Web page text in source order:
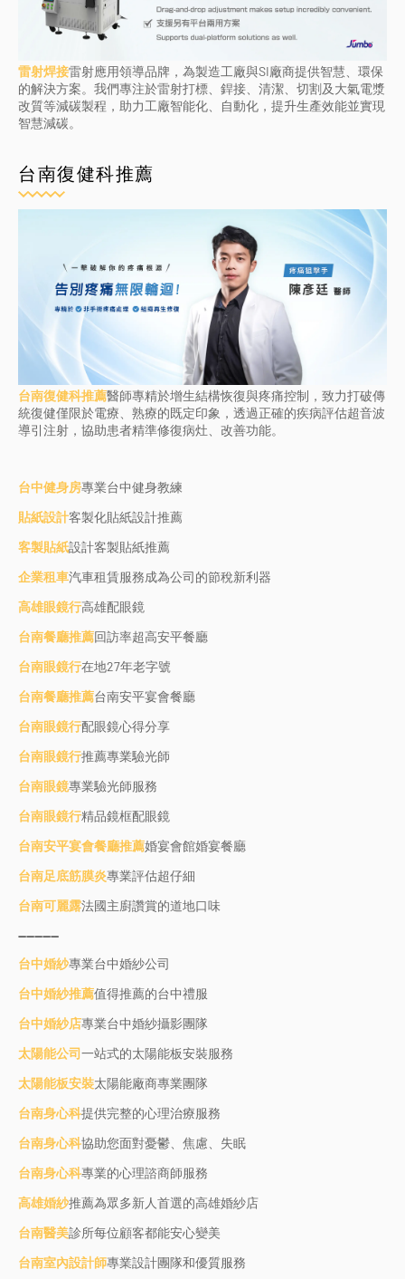
雷射焊接雷射應用領導品牌，為製造工廠與SI廠商提供智慧、環保
的解決方案。我們專注於雷射打標、銲接、清潔、切割及大氣電漿
改質等減碳製程，助力工廠智能化、自動化，提升生產效能並實現
智慧減碳。
台南復健科推薦
台南復健科推薦醫師專精於增生結構恢復與疼痛控制，致力打破傳
統復健僅限於電療、熟療的既定印象，透過正確的疾病評估超音波
導引注射，協助患者精準修復病灶、改善功能。
台中健身房專業台中健身教練
貼紙設計客製化貼紙設計推薦
客製貼紙設計客製貼紙推薦
企業租車汽車租賃服務成為公司的節稅新利器
高雄眼鏡行高雄配眼鏡
台南餐廳推薦回訪率超高安平餐廳
台南眼鏡行在地27年老字號
台南餐廳推薦台南安平宴會餐廳
台南眼鏡行配眼鏡心得分享
台南眼鏡行推薦專業驗光師
台南眼鏡專業驗光師服務
台南眼鏡行精品鏡框配眼鏡
台南安平宴會餐廳推薦婚宴會館婚宴餐廳
台南足底筋膜炎專業評估超仔細
台南可麗露法國主廚讚賞的道地口味
----------
台中婚紗專業台中婚紗公司
台中婚紗推薦值得推薦的台中禮服
台中婚紗店專業台中婚紗攝影團隊
太陽能公司一站式的太陽能板安裝服務
太陽能板安裝太陽能廠商專業團隊
台南身心科提供完整的心理治療服務
台南身心科協助您面對憂鬱、焦慮、失眠
台南身心科專業的心理諮商師服務
高雄婚紗推薦為眾多新人首選的高雄婚紗店
台南醫美診所每位顧客都能安心變美
台南室內設計師專業設計團隊和優質服務